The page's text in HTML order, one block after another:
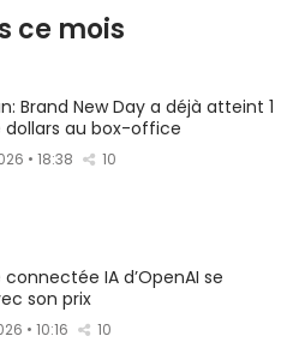
ce mois
Brand New Day a déjà atteint 1
dollars au box-office
• 18:38 10
connectée IA d’OpenAI se
son prix
• 10:16 10